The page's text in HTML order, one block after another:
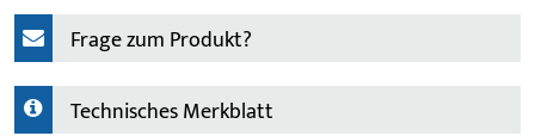
Frage zum Produkt?
Technisches Merkblatt